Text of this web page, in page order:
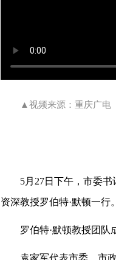
▲视频来源：重庆广电
5月27日下午，市委
资深教授罗伯特·默顿一行。
罗伯特·默顿教授团队
袁家军代表市委、市